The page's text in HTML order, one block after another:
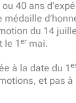
40 ans
médaille
du 14
le 1 ermai.
à la date du 1 er
et pas à